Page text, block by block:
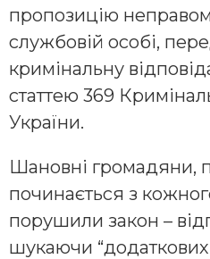
пропозицію
службовій особі,
кримінальну
статтею 369
України.
Шановні громадяни,
починається з
порушили закон –
шукаючи “додаткових